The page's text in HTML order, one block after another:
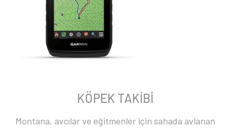
KÖPEK TAKİBİ
Montana, avcılar ve eğitmenler için sahada avlanan